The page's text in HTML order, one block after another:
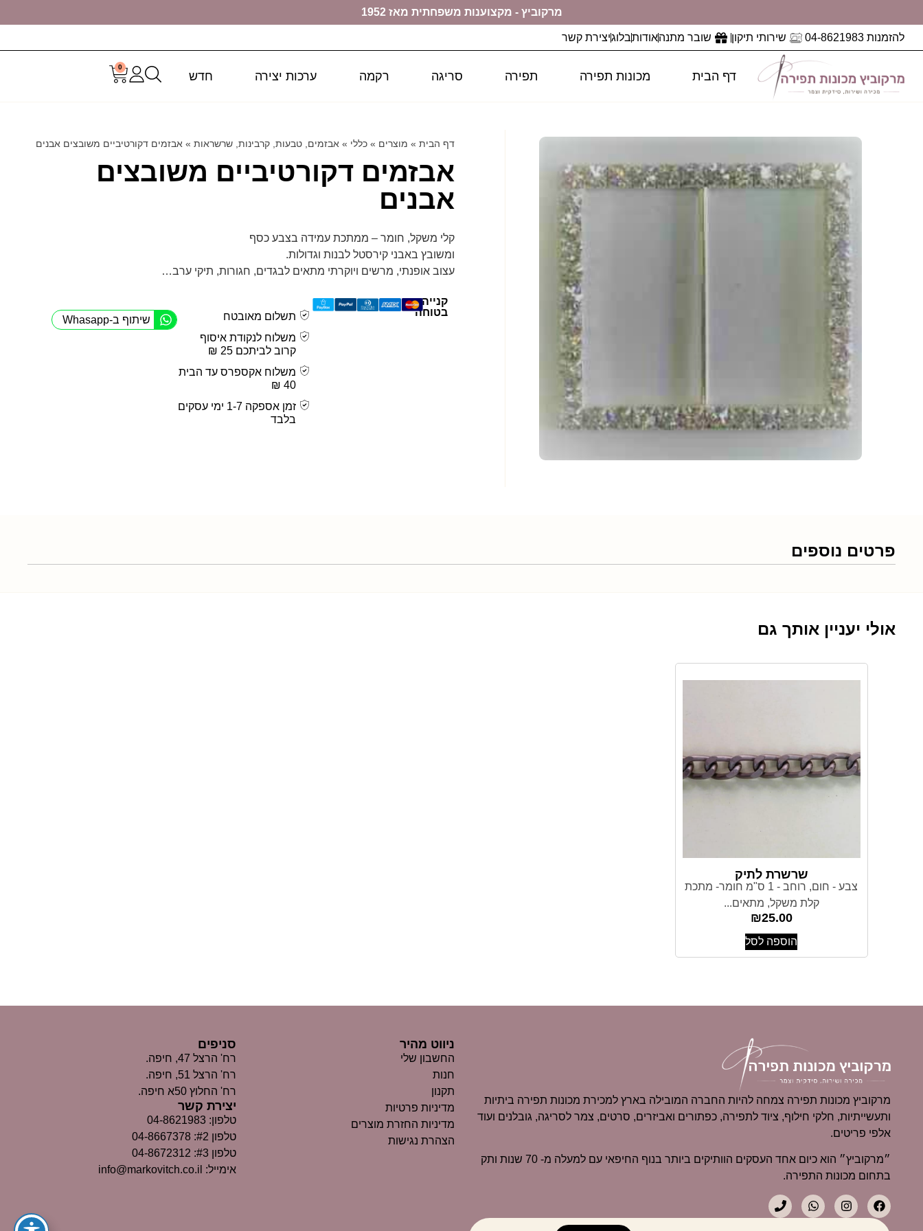
מרקוביץ - מקצוענות משפחתית מאז 1952
להזמנות 04-8621983 שירותי תיקון שובר מתנהאודותבלוגיצירת קשר
דף הבית מכונות תפירה תפירה סריגה רקמה ערכות יצירה חדש
0
דף הבית » מוצרים » כללי » אבזמים, טבעות, קרבינות, שרשראות » אבזמים דקורטיביים משובצים אבנים
אבזמים דקורטיביים משובצים
אבנים
קלי משקל, חומר – ממתכת עמידה בצבע כסף
ומשובץ באבני קירסטל לבנות וגדולות.
עצוב אופנתי, מרשים ויוקרתי מתאים לבגדים, חגורות, תיקי ערב…
קנייה
בטוחה
תשלום מאובטח
משלוח לנקודת איסוף
קרוב לביתכם 25 ₪
משלוח אקספרס עד הבית
40 ₪
זמן אספקה 1-7 ימי עסקים
בלבד
שיתוף ב-Whasapp
פרטים נוספים
אולי יעניין אותך גם
שרשרת לתיק
צבע - חום, רוחב - 1 ס"מ חומר- מתכת
קלת משקל, מתאים...
₪25.00
הוספה לסל
מרקוביץ מכונות תפירה צמחה להיות החברה המובילה בארץ למכירת מכונות תפירה ביתיות
ותעשייתיות, חלקי חילוף, ציוד לתפירה, כפתורים ואביזרים, סרטים, צמר לסריגה, גובלנים ועוד
אלפי פריטים.
״מרקוביץ״ הוא כיום אחד העסקים הוותיקים ביותר בנוף החיפאי עם למעלה מ- 70 שנות ותק
בתחום מכונות התפירה.
ניווט מהיר
החשבון שלי
חנות
תקנון
מדיניות פרטיות
מדיניות החזרת מוצרים
הצהרת נגישות
סניפים
רח' הרצל 47, חיפה.
רח' הרצל 51, חיפה.
רח' החלוץ 50א חיפה.
יצירת קשר
טלפון: 04-8621983
טלפון #2: 04-8667378
טלפון #3: 04-8672312
אימייל: info@markovitch.co.il